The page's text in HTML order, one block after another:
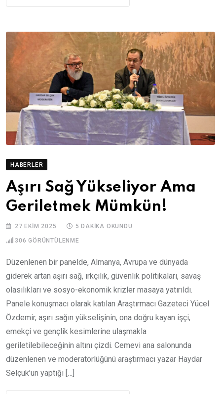
HABERLER
Aşırı Sağ Yükseliyor Ama
Geriletmek Mümkün!
27 EKIM 2025 5 DAKIKA OKUNDU
306 GÖRÜNTÜLENME
Düzenlenen bir panelde, Almanya, Avrupa ve dünyada
giderek artan aşırı sağ, ırkçılık, güvenlik politikaları, savaş
olasılıkları ve sosyo-ekonomik krizler masaya yatırıldı.
Panele konuşmacı olarak katılan Araştırmacı Gazeteci Yücel
Özdemir, aşırı sağın yükselişinin, ona doğru kayan işçi,
emekçi ve gençlik kesimlerine ulaşmakla
geriletilebileceğinin altını çizdi. Cemevi ana salonunda
düzenlenen ve moderatörlüğünü araştırmacı yazar Haydar
Selçuk’un yaptığı […]